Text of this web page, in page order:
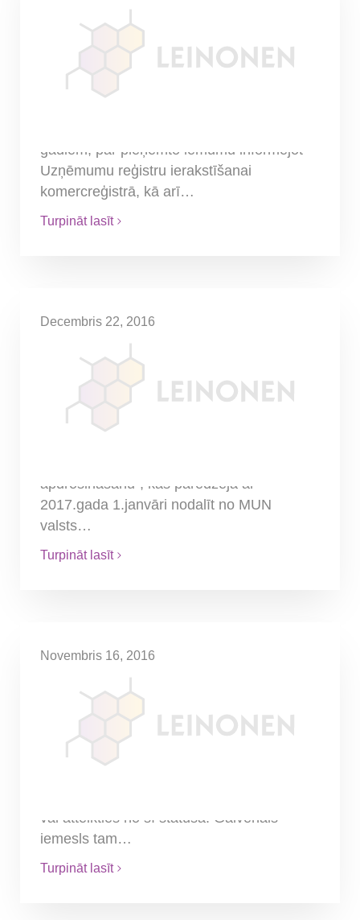
Saimnieciskās darbības
apturēšana uz laiku –
komersanta pienākumi
Saskaņā ar Komerclikumu komersants var
gadiem, par pieņemto lēmumu informējot
Uzņēmumu reģistru ierakstīšanai
komercreģistrā, kā arī…
Turpināt lasīt
Decembris 22, 2016
Par sociālās apdrošināšanas
iemaksām un mikrouzņēmuma
nodokli 2017. gadā
Atcelti ir pagājušā gada nogalē pieņemtie
apdrošināšanu”, kas paredzēja ar
2017.gada 1.janvāri nodalīt no MUN
valsts…
Turpināt lasīt
Novembris 16, 2016
Nodokļi mikrouzņēmumu
nodokļa maksātājiem 2017.
gadā un citi jaunumi
Mikrouzņēmuma nodokļa (MUN) maksātāji
vai atteikties no šī statusa. Galvenais
iemesls tam…
Turpināt lasīt